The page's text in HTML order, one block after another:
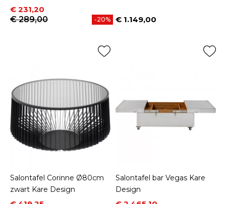
Prijs
€ 231,20
Normale prijs
€ 289,00
-20% Prijs
€ 1.149,00
Salontafel Corinne Ø80cm
zwart Kare Design
Salontafel bar Vegas Kare
Design